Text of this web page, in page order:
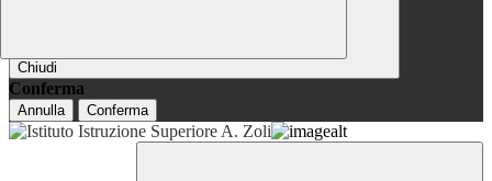
Chiudi
Conferma
Annulla Conferma